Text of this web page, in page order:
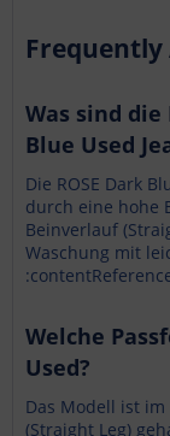
Frequently
Was sind die
Blue Used
Die ROSE Dark
durch eine hohe
Beinverlauf
Waschung mit
Welche
Used?
Das Modell ist
(Straight Leg)